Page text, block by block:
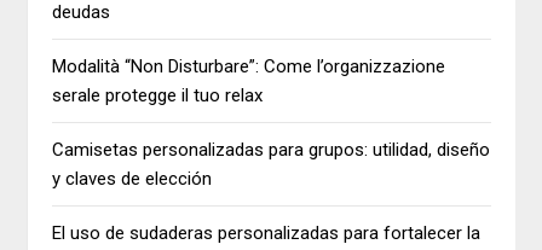
deudas
Modalità “Non Disturbare”: Come l’organizzazione
serale protegge il tuo relax
Camisetas personalizadas para grupos: utilidad, diseño
y claves de elección
El uso de sudaderas personalizadas para fortalecer la